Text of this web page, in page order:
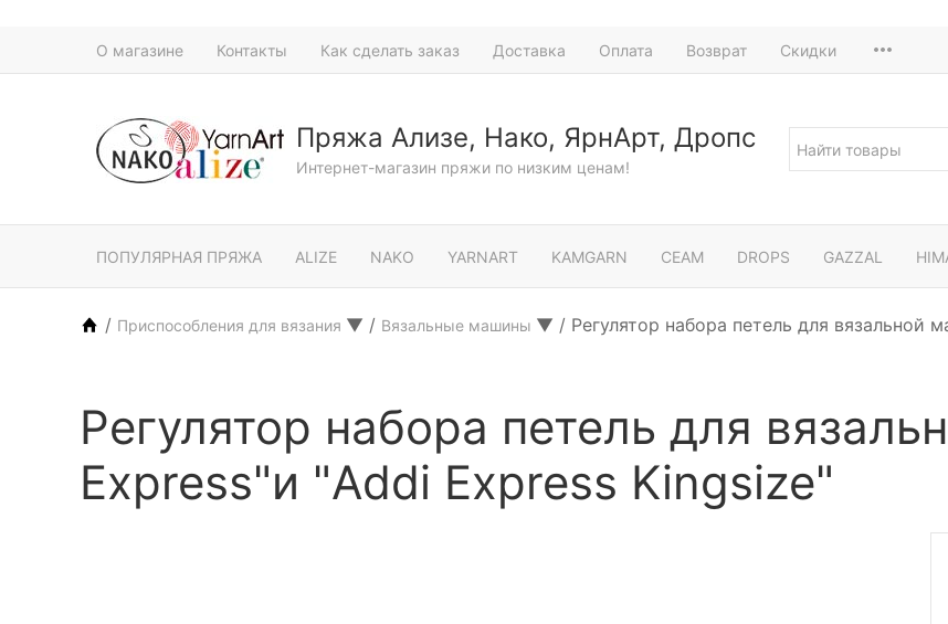
О магазине Контакты Как сделать заказ Доставка Оплата Возврат Скидки
Пряжа Ализе, Нако, ЯрнАрт, Дропс
Интернет-магазин пряжи по низким ценам!
ПОПУЛЯРНАЯ ПРЯЖА ALIZE NAKO YARNART KAMGARN СЕАМ DROPS GAZZAL
/ Приспособления для вязания ▼ / Вязальные машины ▼ / Регулятор набора петель для вязальной
Регулятор набора петель для
Express"и "Addi Express Kingsize"